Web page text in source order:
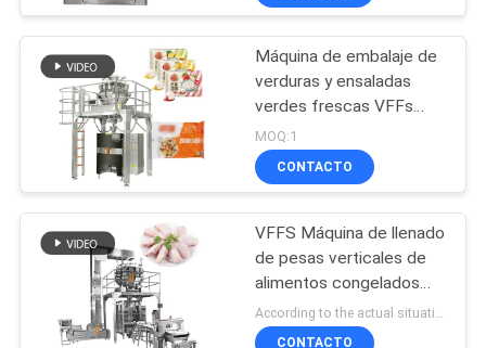
Empaquetadora de
la fruta y verdura
77
60
pegajosos con pesaje
Máquina de embalaje de
verduras y ensaladas
verdes frescas VFFs
Máquina de embalaje de
bolsas de pesas
múltiples Máquina de
carne
MOQ:1
CONTACTO
VFFS Máquina de llenado
de pesas verticales de
alimentos congelados
Broiler de alas de pollo
Pierna de pato Cuello de
CONTACTO